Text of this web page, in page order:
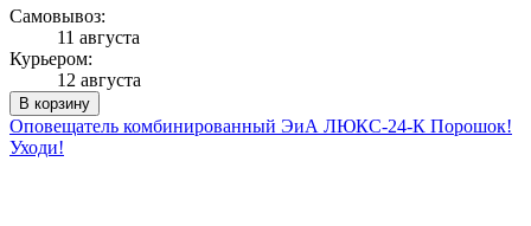
Самовывоз:
11 августа
Курьером:
12 августа
В корзину
Оповещатель комбинированный ЭиА ЛЮКС-24-К Порошок!
Уходи!